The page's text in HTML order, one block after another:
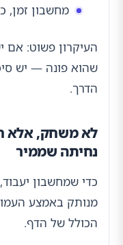
מחשבון זמן,
העיקרון פשוט: אם
שהוא פונה — יש
הדרך.
לא משחק, אלא
נחיתה שממיר
כדי שמחשבון
מנותק באמצע
הכולל של הדף.